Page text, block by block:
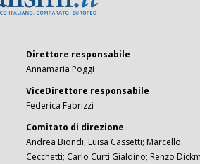
Direttore responsabile
Annamaria Poggi
ViceDirettore responsabile
Federica Fabrizzi
Comitato di direzione
Andrea Biondi; Luisa Cassetti; Marcello
Cecchetti; Carlo Curti Gialdino; Renzo